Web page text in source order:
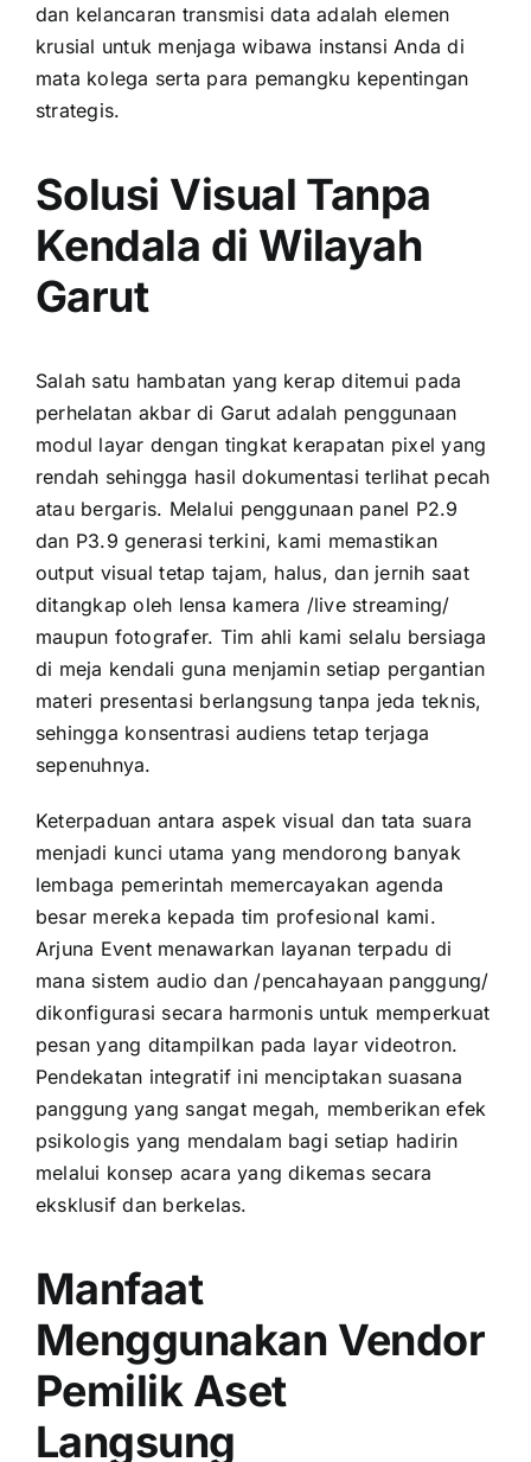
dan kelancaran transmisi data adalah elemen
krusial untuk menjaga wibawa instansi Anda di
mata kolega serta para pemangku kepentingan
strategis.
Solusi Visual Tanpa
Kendala di Wilayah
Garut
Salah satu hambatan yang kerap ditemui pada
perhelatan akbar di Garut adalah penggunaan
modul layar dengan tingkat kerapatan pixel yang
rendah sehingga hasil dokumentasi terlihat pecah
atau bergaris. Melalui penggunaan panel P2.9
dan P3.9 generasi terkini, kami memastikan
output visual tetap tajam, halus, dan jernih saat
ditangkap oleh lensa kamera /live streaming/
maupun fotografer. Tim ahli kami selalu bersiaga
di meja kendali guna menjamin setiap pergantian
materi presentasi berlangsung tanpa jeda teknis,
sehingga konsentrasi audiens tetap terjaga
sepenuhnya.
Keterpaduan antara aspek visual dan tata suara
menjadi kunci utama yang mendorong banyak
lembaga pemerintah memercayakan agenda
besar mereka kepada tim profesional kami.
Arjuna Event menawarkan layanan terpadu di
mana sistem audio dan /pencahayaan panggung/
dikonfigurasi secara harmonis untuk memperkuat
pesan yang ditampilkan pada layar videotron.
Pendekatan integratif ini menciptakan suasana
panggung yang sangat megah, memberikan efek
psikologis yang mendalam bagi setiap hadirin
melalui konsep acara yang dikemas secara
eksklusif dan berkelas.
Manfaat
Menggunakan Vendor
Pemilik Aset
Langsung